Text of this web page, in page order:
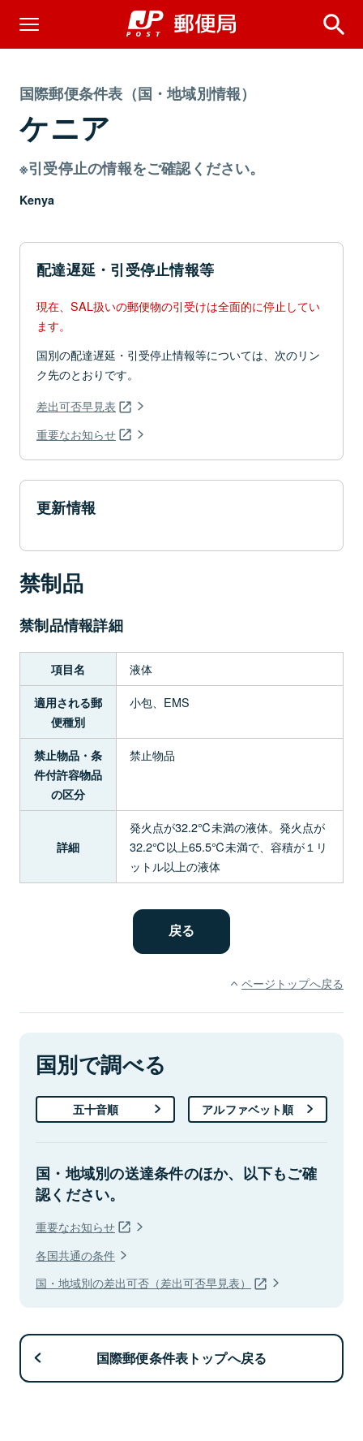
国際郵便条件表（国・地域別情報）
ケニア
※引受停止の情報をご確認ください。
Kenya
配達遅延・引受停止情報等
現在、SAL扱いの郵便物の引受けは全面的に停止してい
ます。
国別の配達遅延・引受停止情報等については、次のリン
ク先のとおりです。
差出可否早見表
重要なお知らせ
更新情報
禁制品
禁制品情報詳細
項目名 液体
適用される郵
便種別
小包、EMS
禁止物品・条
件付許容物品
の区分
禁止物品
詳細
発火点が32.2℃未満の液体。発火点が
32.2℃以上65.5℃未満で、容積が１リ
ットル以上の液体
ページトップへ戻る
国別で調べる
五十音順 アルファベット順
国・地域別の送達条件のほか、以下もご確
認ください。
重要なお知らせ
各国共通の条件
国・地域別の差出可否（差出可否早見表）
国際郵便条件表トップへ戻る